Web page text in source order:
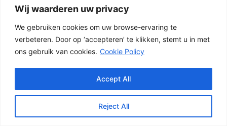
Wij waarderen uw privacy
We gebruiken cookies om uw browse-ervaring te
verbeteren. Door op ‘accepteren’ te klikken, stemt u in met
ons gebruik van cookies. Cookie Policy
Reject All
Accept All
meestal de beste keuze. Ook de ondergrond, de
lengte van de schutting en de aanwezigheid van
poorten of hoeken hebben invloed op de beste
oplossing.
Voor veel klanten is een hout-beton schutting de
meest gekozen oplossing. {Het beton zorgt voor een
sterke basis, terwijl de houten schermen zorgen voor